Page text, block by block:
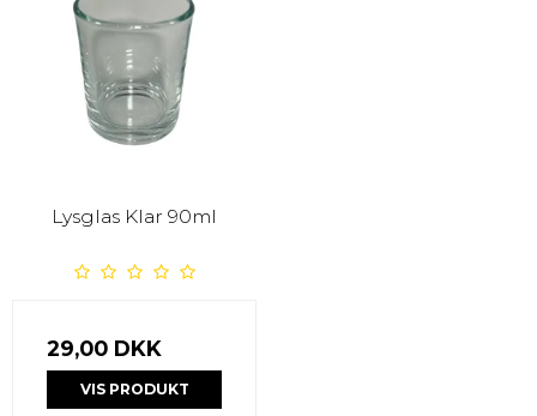
Lysglas Klar 90ml
29,00 DKK
VIS PRODUKT